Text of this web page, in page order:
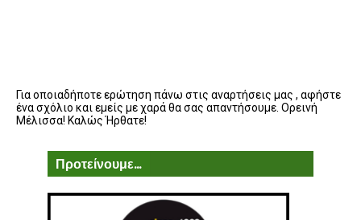
Για οποιαδήποτε ερώτηση πάνω στις αναρτήσεις μας , αφήστε
ένα σχόλιο και εμείς με χαρά θα σας απαντήσουμε. Ορεινή
Μέλισσα! Καλώς Ήρθατε!
Προτείνουμε...